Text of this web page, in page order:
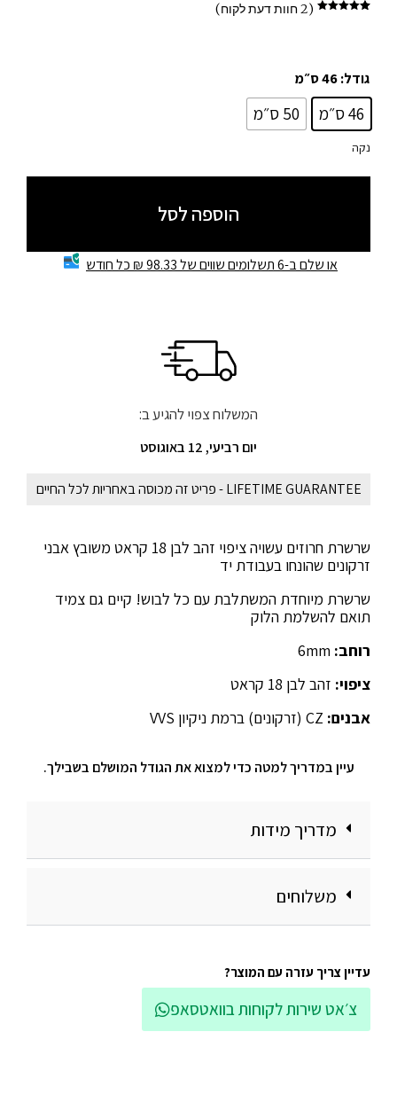
(
2חוות דעת לקוח)
גודל: 46 ס״מ
46 ס״מ 50 ס״מ
נקה
הוספה לסל
או שלם ב-6 תשלומים שווים של 98.33 ₪ כל חודש
המשלוח צפוי להגיע ב:
יום רביעי, 12 באוגוסט
LIFETIME GUARANTEE - פריט זה מכוסה באחריות לכל החיים
שרשרת חרוזים עשויה ציפוי זהב לבן 18 קראט משובץ אבני
זרקונים שהונחו בעבודת יד
שרשרת מיוחדת המשתלבת עם כל לבוש! קיים גם צמיד
תואם להשלמת הלוק
רוחב:
ציפוי: זהב לבן 18 קראט
אבנים:
עיין במדריך למטה כדי למצוא את הגודל המושלם בשבילך.
מדריך מידות
משלוחים
עדיין צריך עזרה עם המוצר?
צ׳אט שירות לקוחות בוואטסאפ